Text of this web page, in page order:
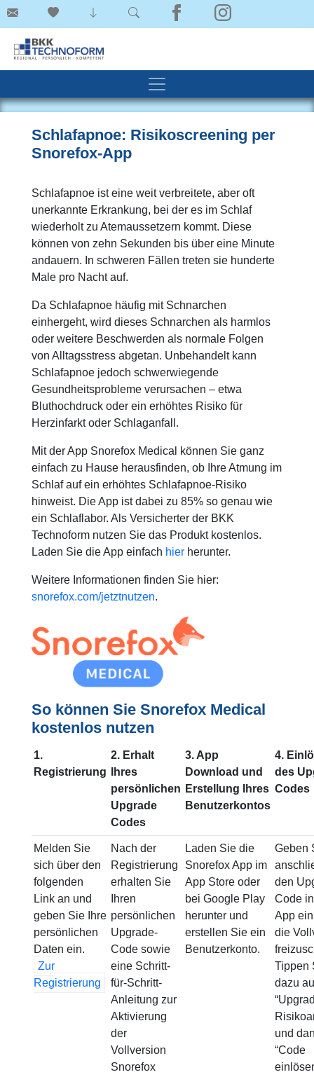
Schlafapnoe: Risikoscreening per
Snorefox-App
Schlafapnoe ist eine weit verbreitete, aber oft
unerkannte Erkrankung, bei der es im Schlaf
wiederholt zu Atemaussetzern kommt. Diese
können von zehn Sekunden bis über eine Minute
andauern. In schweren Fällen treten sie hunderte
Male pro Nacht auf.
Da Schlafapnoe häufig mit Schnarchen
einhergeht, wird dieses Schnarchen als harmlos
oder weitere Beschwerden als normale Folgen
von Alltagsstress abgetan. Unbehandelt kann
Schlafapnoe jedoch schwerwiegende
Gesundheitsprobleme verursachen – etwa
Bluthochdruck oder ein erhöhtes Risiko für
Herzinfarkt oder Schlaganfall.
Mit der App Snorefox Medical können Sie ganz
einfach zu Hause herausfinden, ob Ihre Atmung im
Schlaf auf ein erhöhtes Schlafapnoe-Risiko
hinweist. Die App ist dabei zu 85% so genau wie
ein Schlaflabor. Als Versicherter der BKK
Technoform nutzen Sie das Produkt kostenlos.
Laden Sie die App einfach hier herunter.
Weitere Informationen finden Sie hier:
snorefox.com/jetztnutzen.
So können Sie Snorefox Medical
kostenlos nutzen
1.
Registrierung
2. Erhalt
Ihres
persönlichen
Upgrade
Codes
3. App
Download und
Erstellung Ihres
Benutzerkontos
4.
des
Codes
Melden Sie
sich über den
folgenden
Link an und
geben Sie Ihre
persönlichen
Daten ein.
Zur
Registrierung
Nach der
Registrierung
erhalten Sie
Ihren
persönlichen
Upgrade-
Code sowie
eine Schritt-
für-Schritt-
Anleitung zur
Aktivierung
der
Vollversion
Snorefox
Laden Sie die
Snorefox App im
App Store oder
bei Google Play
herunter und
erstellen Sie ein
Benutzerkonto.
Geben
den
Code
App
die
Tippen
dazu
und
“Code